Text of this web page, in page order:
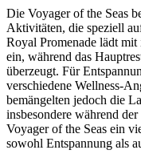
Die Voyager of the Seas
Aktivitäten, die speziell
Royal Promenade lädt
ein, während das
überzeugt. Für
verschiedene Wellness-
bemängelten jedoch die
insbesondere während
Voyager of the Seas ein
sowohl Entspannung als